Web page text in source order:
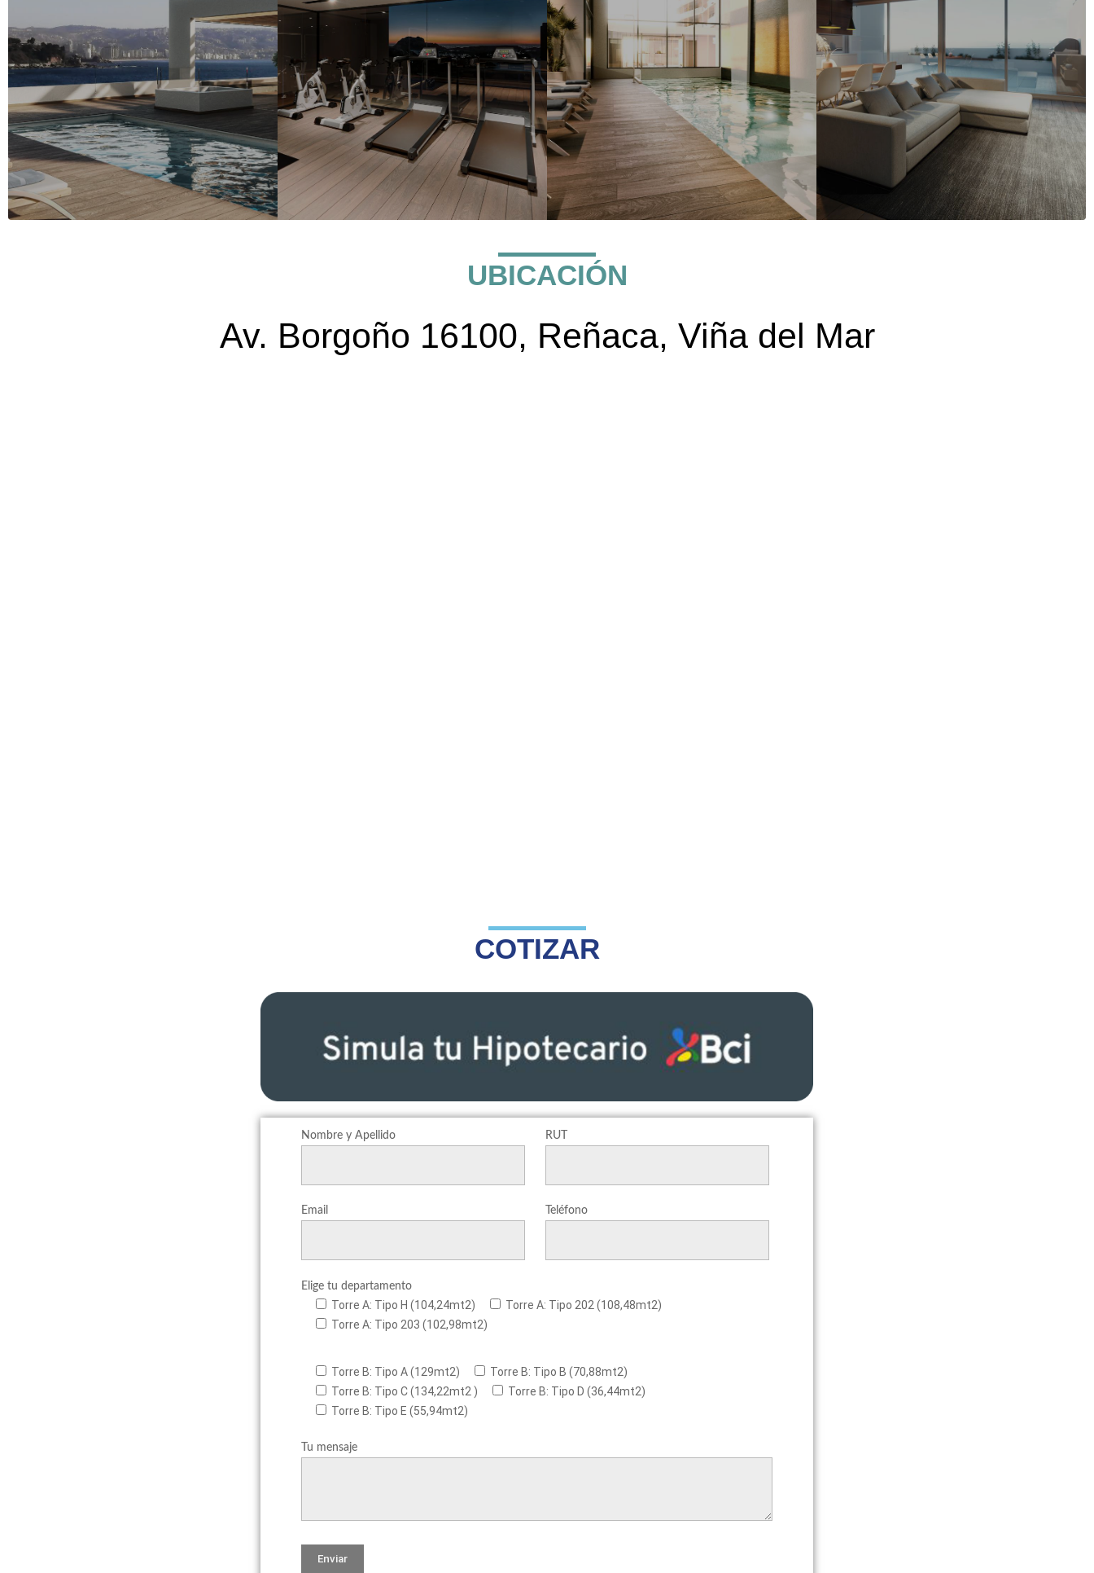
UBICACIÓN
Av. Borgoño 16100, Reñaca, Viña del Mar
COTIZAR
Nombre y Apellido RUT
Email Teléfono
Elige tu departamento
Torre A: Tipo H (104,24mt2)
Torre A: Tipo 202 (108,48mt2)
Torre A: Tipo 203 (102,98mt2)
Torre B: Tipo A (129mt2)
Torre B: Tipo B (70,88mt2)
Torre B: Tipo C (134,22mt2 )
Torre B: Tipo D (36,44mt2)
Torre B: Tipo E (55,94mt2)
Tu mensaje